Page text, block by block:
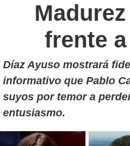
frente
Díaz Ayuso mostrará
informativo que Pablo
suyos por temor a
entusiasmo.